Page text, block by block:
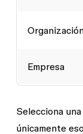
Empresa
Selecciona
únicamente